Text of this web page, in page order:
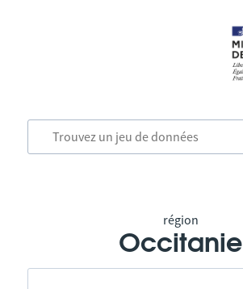
région
Occitanie